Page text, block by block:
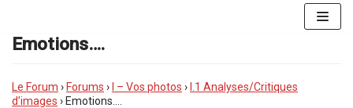
au
contenu
Emotions….
Le Forum › Forums › I – Vos photos ›
I.1 Analyses/Critiques
d’images › Emotions….